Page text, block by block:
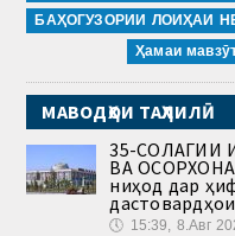
БАҲОГУЗОРИИ ЛОИҲАИ
Ҳамаи
МАВОДҲОИ ТАҲЛИЛӢ
35-СОЛАГИИ
ВА
ниҳод дар
🕔 15:39, 8.Авг